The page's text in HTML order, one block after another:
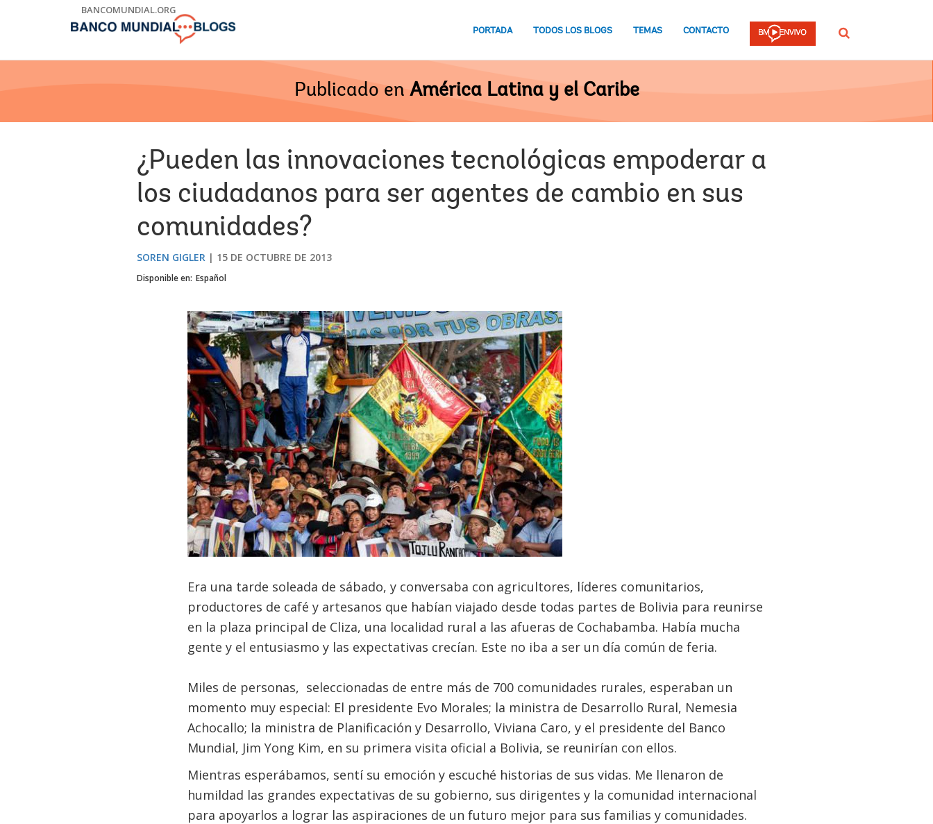
BANCOMUNDIAL.ORG
PORTADA TODOS LOS BLOGS TEMAS CONTACTO Buscar
Publicado en América Latina y el Caribe
¿Pueden las innovaciones tecnológicas empoderar a
los ciudadanos para ser agentes de cambio en sus
comunidades?
SOREN GIGLER 15 DE OCTUBRE DE 2013
Disponible en: Español
Era una tarde soleada de sábado, y conversaba con agricultores, líderes comunitarios,
productores de café y artesanos que habían viajado desde todas partes de Bolivia para reunirse
en la plaza principal de Cliza, una localidad rural a las afueras de Cochabamba. Había mucha
gente y el entusiasmo y las expectativas crecían. Este no iba a ser un día común de feria.
Miles de personas, seleccionadas de entre más de 700 comunidades rurales, esperaban un
momento muy especial: El presidente Evo Morales; la ministra de Desarrollo Rural, Nemesia
Achocallo; la ministra de Planificación y Desarrollo, Viviana Caro, y el presidente del Banco
Mundial, Jim Yong Kim, en su primera visita oficial a Bolivia, se reunirían con ellos.
Mientras esperábamos, sentí su emoción y escuché historias de sus vidas. Me llenaron de
humildad las grandes expectativas de su gobierno, sus dirigentes y la comunidad internacional
para apoyarlos a lograr las aspiraciones de un futuro mejor para sus familias y comunidades.